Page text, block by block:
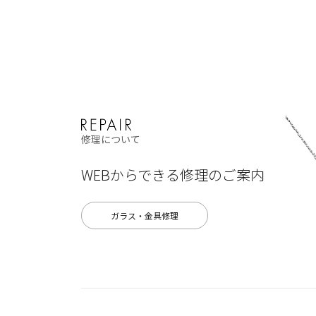
修理について
WEBからできる修理のご案内
ガラス・金具修理